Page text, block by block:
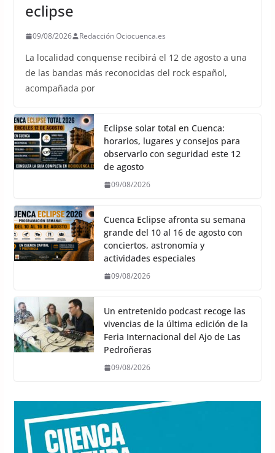
eclipse
09/08/2026 Redacción Ociocuenca.es
La localidad conquense recibirá el 12 de agosto a una
de las bandas más reconocidas del rock español,
acompañada por
Eclipse solar total en Cuenca:
horarios, lugares y consejos para
observarlo con seguridad este 12
de agosto
09/08/2026
Cuenca Eclipse afronta su semana
grande del 10 al 16 de agosto con
conciertos, astronomía y
actividades especiales
09/08/2026
Un entretenido podcast recoge las
vivencias de la última edición de la
Feria Internacional del Ajo de Las
Pedroñeras
09/08/2026